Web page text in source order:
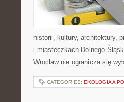
historii, kultury, architektury,
i miasteczkach Dolnego
Wrocław nie ogranicza się
CATEGORIES: EKOLOGIA A